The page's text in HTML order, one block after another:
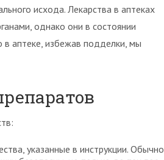
исхода. Лекарства в аптеках
однако они в состоянии
в аптеке, избежав подделки, мы
указанные в инструкции. Обычно